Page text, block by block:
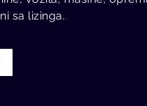
sa lizinga.